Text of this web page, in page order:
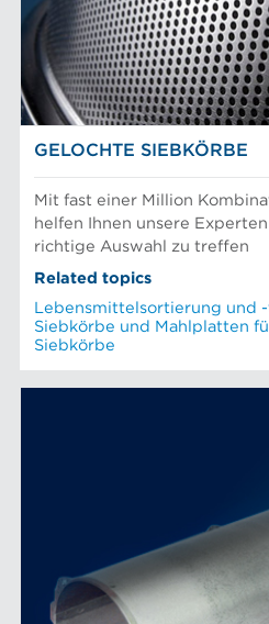
Prüfung und Labor
Recyclingfasern
Siebkörbe und Mahlplatten
GELOCHTE SIEBKÖRBE
Mit fast einer Million
helfen Ihnen unsere
richtige Auswahl zu treffen
Related topics
Lebensmittelsortierung und
Siebkörbe und Mahlplatten
Siebkörbe